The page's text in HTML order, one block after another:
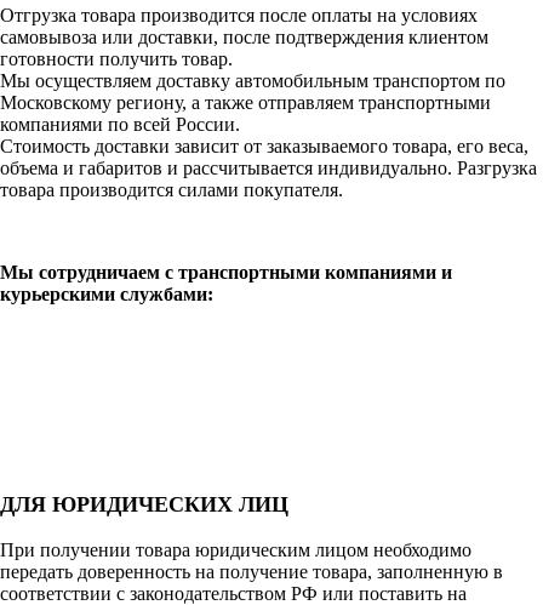
Отгрузка товара производится после оплаты на условиях
самовывоза или доставки, после подтверждения клиентом
готовности получить товар.
Мы осуществляем доставку автомобильным транспортом по
Московскому региону, а также отправляем транспортными
компаниями по всей России.
Стоимость доставки зависит от заказываемого товара, его веса,
объема и габаритов и рассчитывается индивидуально. Разгрузка
товара производится силами покупателя.
Мы сотрудничаем с транспортными компаниями и
курьерскими службами:
ДЛЯ ЮРИДИЧЕСКИХ ЛИЦ
При получении товара юридическим лицом необходимо
передать доверенность на получение товара, заполненную в
соответствии с законодательством РФ или поставить на